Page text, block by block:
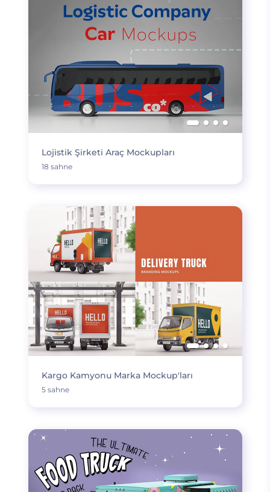
Lojistik Şirketi Araç Mockupları
18 sahne
Kargo Kamyonu Marka Mockup'ları
5 sahne